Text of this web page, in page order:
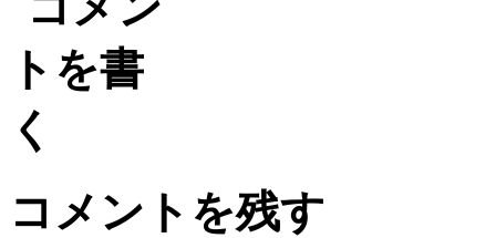
コメントを残す